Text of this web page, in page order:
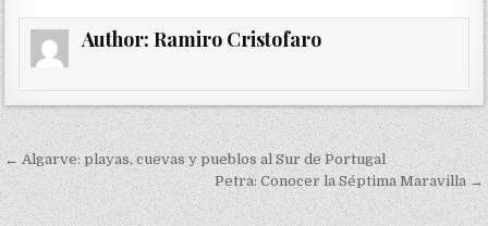
Author:Ramiro Cristofaro
Navegación de entradas
← Algarve: playas, cuevas y pueblos al Sur de Portugal
Petra: Conocer la Séptima Maravilla →